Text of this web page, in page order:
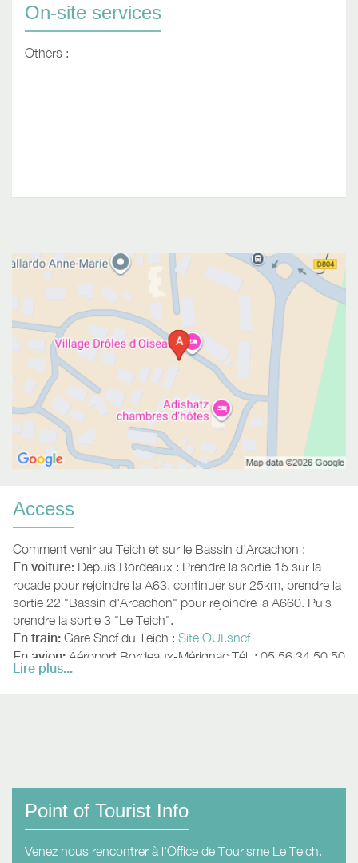
On-site services
Others :
Access
Comment venir au Teich et sur le Bassin d'Arcachon :
En voiture: Depuis Bordeaux : Prendre la sortie 15 sur la
rocade pour rejoindre la A63, continuer sur 25km, prendre la
sortie 22 "Bassin d'Arcachon" pour rejoindre la A660. Puis
prendre la sortie 3 "Le Teich".
En train: Gare Sncf du Teich : Site OUI.sncf
En avion: Aéroport Bordeaux-Mérignac Tél. : 05 56 34 50 50
/www.bordeaux.aeroport.fr
Lire plus...
Point of Tourist Info
Venez nous rencontrer à l'Office de Tourisme Le Teich.